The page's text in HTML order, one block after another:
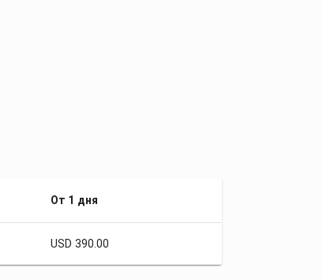
От 1 дня
USD 390.00